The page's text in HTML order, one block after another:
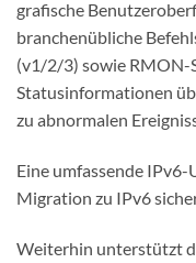
grafische
branchenübliche
(v1/2/3) sowie
Statusinformationen
zu abnormalen
Eine umfassende
Migration zu IPv6
Weiterhin unterstützt